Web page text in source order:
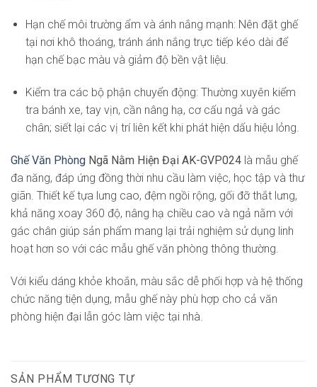
Hạn chế môi trường ẩm và ánh nắng mạnh: Nên đặt ghế
tại nơi khô thoáng, tránh ánh nắng trực tiếp kéo dài để
hạn chế bạc màu và giảm độ bền vật liệu.
Kiểm tra các bộ phận chuyển động: Thường xuyên kiểm
tra bánh xe, tay vịn, cần nâng hạ, cơ cấu ngả và gác
chân; siết lại các vị trí liên kết khi phát hiện dấu hiệu lỏng.
Ghế Văn Phòng Ngã Nằm Hiện Đại AK-GVP024 là mẫu ghế
đa năng, đáp ứng đồng thời nhu cầu làm việc, học tập và thư
giãn. Thiết kế tựa lưng cao, đệm ngồi rộng, gối đỡ thắt lưng,
khả năng xoay 360 độ, nâng hạ chiều cao và ngả nằm với
gác chân giúp sản phẩm mang lại trải nghiệm sử dụng linh
hoạt hơn so với các mẫu ghế văn phòng thông thường.
Với kiểu dáng khỏe khoắn, màu sắc dễ phối hợp và hệ thống
chức năng tiện dụng, mẫu ghế này phù hợp cho cả văn
phòng hiện đại lẫn góc làm việc tại nhà.
SẢN PHẨM TƯƠNG TỰ